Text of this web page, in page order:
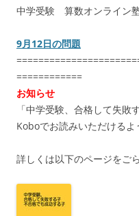
中学受験 算数オンライン
9月12日の問題
============
お知らせ
「中学受験、合格して失
Koboでお読みいただけるよ
詳しくは以下のページをご